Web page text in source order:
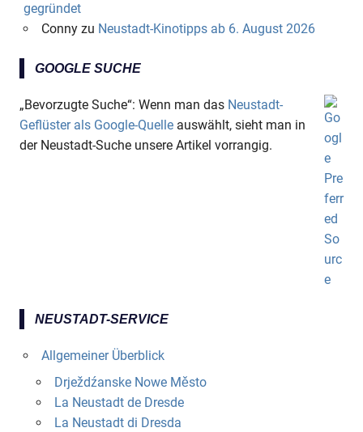
gegründet
Connyzu Neustadt-Kinotipps ab 6. August 2026
GOOGLE SUCHE
„Bevorzugte Suche“: Wenn man das Neustadt-
Geflüster als Google-Quelle auswählt, sieht man in
der Neustadt-Suche unsere Artikel vorrangig.
NEUSTADT-SERVICE
Allgemeiner Überblick
Drježdźanske Nowe Město
La Neustadt de Dresde
La Neustadt di Dresda